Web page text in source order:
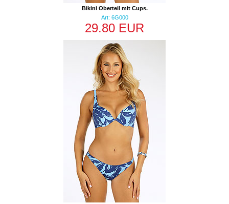
Bikini Oberteil mit Cups.
Art: 6G000
29.80 EUR